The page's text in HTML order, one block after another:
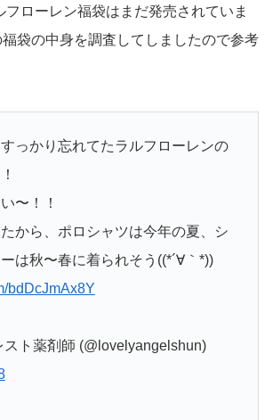
フローレン福袋はまだ発売されていま
袋の中身を調査してしましたので参考
っかり忘れてたラルフローレンの
〜！！
から、ポロシャツは今年の夏、シ
は秋〜春に着られそう((*´∀｀*))
bdDcJmAx8Y
ト薬剤師 (@lovelyangelshun)